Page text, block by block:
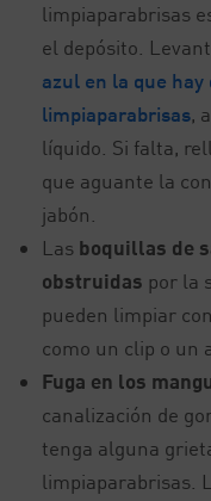
limpiaparabrisas
el depósito.
azul en la que
limpiaparabrisas,
líquido. Si falta,
que aguante la
jabón.
Las boquillas de
obstruidas por la
pueden limpiar
como un clip o un
Fuga en los
canalización de
tenga alguna
limpiaparabrisas.